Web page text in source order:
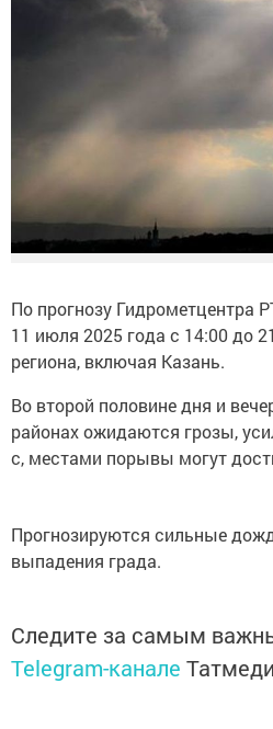
По прогнозу Гидрометцентра
11 июля 2025 года с 14:00 до
региона, включая Казань.
Во второй половине дня и
районах ожидаются грозы,
с, местами порывы могут
Прогнозируются сильные
выпадения града.
Следите за самым
Telegram-канале